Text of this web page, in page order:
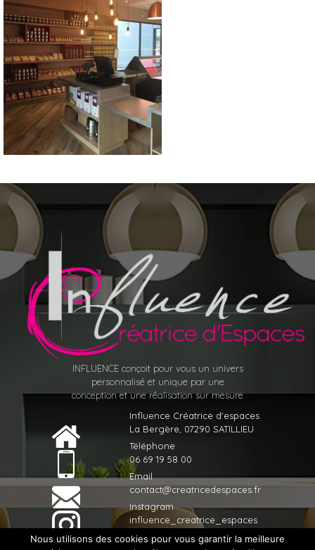
INFLUENCE conçoit pour vous un univers
personnalisé et unique par une
conception et une réalisation sur mesure
Influence Créatrice d'espaces
La Bergère, 07290 SATILLIEU
Téléphone
06 69 19 58 00
Email
contact@creatricedespaces.fr
Instagram
influence_creatrice_espaces
Nous utilisons des cookies pour vous garantir la meilleure